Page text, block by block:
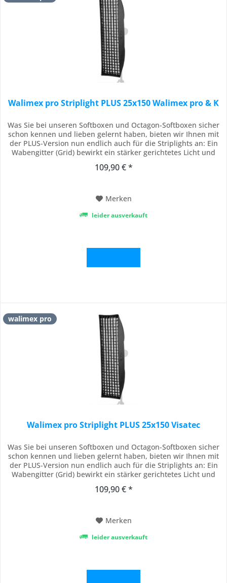
Walimex pro Striplight PLUS 25x150 Walimex pro & K
Was Sie bei unseren Softboxen und Octagon-Softboxen sicher
schon kennen und lieben gelernt haben, bieten wir Ihnen mit
der PLUS-Version nun endlich auch für die Striplights an: Ein
Wabengitter (Grid) bewirkt ein stärker gerichtetes Licht und
Perfektion für Ihre Ausleuchtung und Bilder. Das hochwertige
109,90 € *
Merken
leider ausverkauft
walimex pro
Walimex pro Striplight PLUS 25x150 Visatec
Was Sie bei unseren Softboxen und Octagon-Softboxen sicher
schon kennen und lieben gelernt haben, bieten wir Ihnen mit
der PLUS-Version nun endlich auch für die Striplights an: Ein
Wabengitter (Grid) bewirkt ein stärker gerichtetes Licht und
Perfektion für Ihre Ausleuchtung und Bilder. Das hochwertige
109,90 € *
Merken
leider ausverkauft